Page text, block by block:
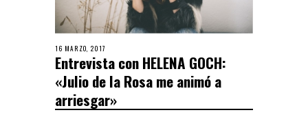
16 MARZO, 2017
Entrevista con HELENA GOCH:
«Julio de la Rosa me animó a
arriesgar»